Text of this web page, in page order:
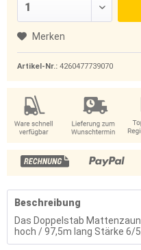
Merken
Artikel-Nr.: 4260477739070
Beschreibung
Das Doppelstab
hoch / 97,5m lang Stärke 6/